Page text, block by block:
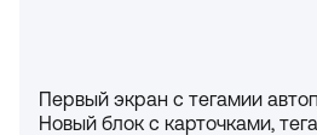
Первый экран с тегамии
Новый блок с карточками,